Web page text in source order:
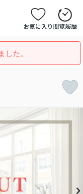
お気に入り閲覧履歴
した。